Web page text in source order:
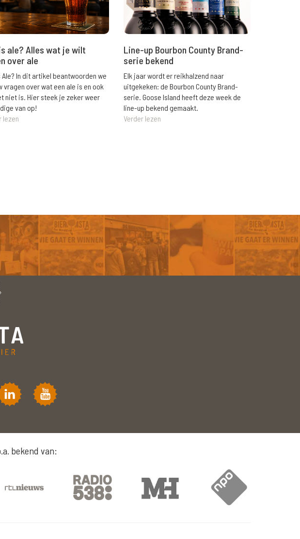
ale? Alles wat je wilt
over ale
Ale? In dit artikel beantwoorden we
vragen over wat een ale is en ook
niet is. Hier steek je zeker weer
van op!
lezen
Line-up Bourbon County Brand-
serie bekend
Elk jaar wordt er reikhalzend naar
uitgekeken: de Bourbon County Brand-
serie. Goose Island heeft deze week de
line-up bekend gemaakt.
Verder lezen
bekend van: